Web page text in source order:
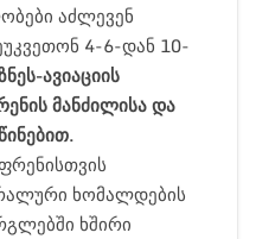
აძლევენ
4-6-დან 10-
ავიაციის
მანძილისა და
.
ხომალდების
ხშირი